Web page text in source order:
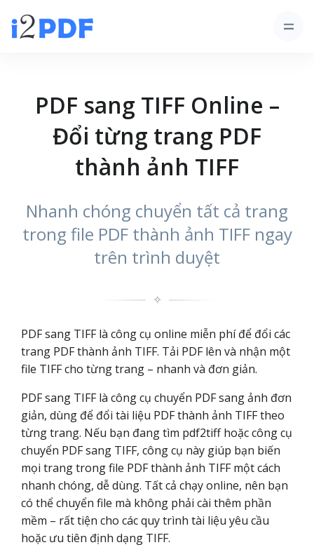
PDF sang TIFF Online –
Đổi từng trang PDF
thành ảnh TIFF
Nhanh chóng chuyển tất cả trang
trong file PDF thành ảnh TIFF ngay
trên trình duyệt
✧
PDF sang TIFF là công cụ online miễn phí để đổi các
trang PDF thành ảnh TIFF. Tải PDF lên và nhận một
file TIFF cho từng trang – nhanh và đơn giản.
PDF sang TIFF là công cụ chuyển PDF sang ảnh đơn
giản, dùng để đổi tài liệu PDF thành ảnh TIFF theo
từng trang. Nếu bạn đang tìm pdf2tiff hoặc công cụ
chuyển PDF sang TIFF, công cụ này giúp bạn biến
mọi trang trong file PDF thành ảnh TIFF một cách
nhanh chóng, dễ dùng. Tất cả chạy online, nên bạn
có thể chuyển file mà không phải cài thêm phần
mềm – rất tiện cho các quy trình tài liệu yêu cầu
hoặc ưu tiên định dạng TIFF.